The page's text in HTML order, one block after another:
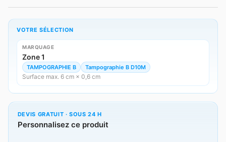
VOTRE SÉLECTION
MARQUAGE
Zone 1
TAMPOGRAPHIE B Tampographie B D10M
Surface max. 6 cm × 0,6 cm
DEVIS GRATUIT · SOUS 24 H
Personnalisez ce produit